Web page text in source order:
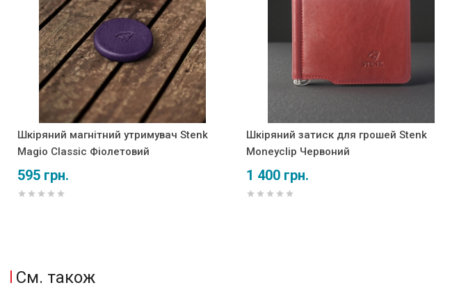
Шкіряний магнітний утримувач Stenk
Magio Classic Фіолетовий
595 грн.
Шкіряний затиск для грошей Stenk
Moneyclip Червоний
1 400 грн.
См. також